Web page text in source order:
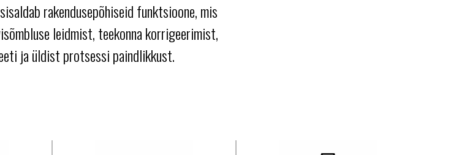
rakendusepõhiseid funktsioone, mis
leidmist, teekonna korrigeerimist,
ja üldist protsessi paindlikkust.